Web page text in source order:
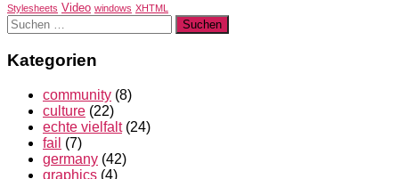
Stylesheets Video windows XHTML
Suchen
nach:
Kategorien
community (8)
culture (22)
echte vielfalt(24)
fail (7)
germany (42)
graphics (4)